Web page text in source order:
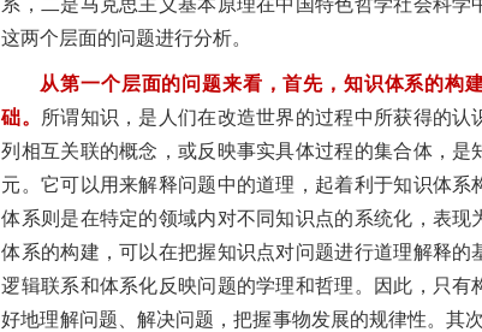
系，二是马克思主义基本原理在中国特色哲学社会科学
这两个层面的问题进行分析。
从第一个层面的问题来看，首先，知识体系的构
础。
所谓知识，是人们在改造世界的过程中所获得的认
列相互关联的概念，或反映事实具体过程的集合体，是
元。它可以用来解释问题中的道理，起着利于知识体系
体系则是在特定的领域内对不同知识点的系统化，表现
体系的构建，可以在把握知识点对问题进行道理解释的
逻辑联系和体系化反映问题的学理和哲理。因此，只有
好地理解问题、解决问题，把握事物发展的规律性。其